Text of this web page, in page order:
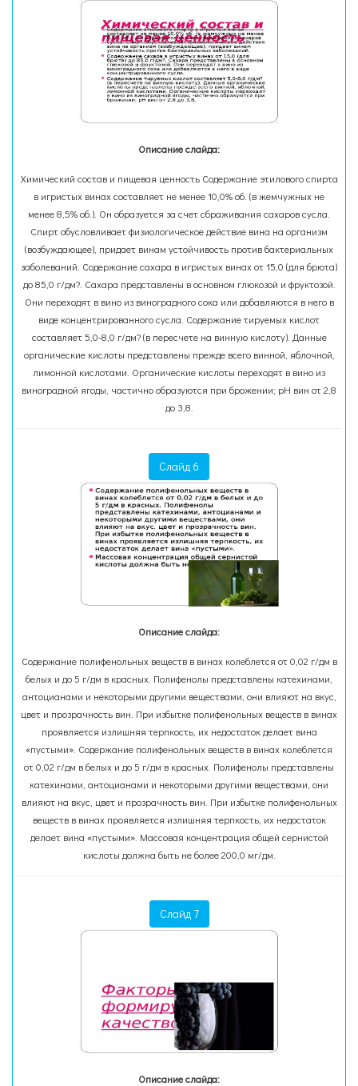
Описание слайда:
Химический состав и пищевая ценность Содержание этилового спирта
в игристых винах составляет не менее 10,0% об. (в жемчужных не
менее 8,5% об.). Он образуется за счет сбраживания сахаров сусла.
Спирт обусловливает физиологическое действие вина на организм
(возбуждающее), придает винам устойчивость против бактериальных
заболеваний. Содержание сахара в игристых винах от 15,0 (для брюта)
до 85,0 г/дм?. Сахара представлены в основном глюкозой и фруктозой.
Они переходят в вино из виноградного сока или добавляются в него в
виде концентрированного сусла. Содержание тируемых кислот
составляет 5,0-8,0 г/дм? (в пересчете на винную кислоту). Данные
органические кислоты представлены прежде всего винной, яблочной,
лимонной кислотами. Органические кислоты переходят в вино из
виноградной ягоды, частично образуются при брожении; рН вин от 2,8
до 3,8.
Слайд 6
Описание слайда:
Содержание полифенольных веществ в винах колеблется от 0,02 г/дм в
белых и до 5 г/дм в красных. Полифенолы представлены катехинами,
антоцианами и некоторыми другими веществами, они влияют на вкус,
цвет и прозрачность вин. При избытке полифенольных веществ в винах
проявляется излишняя терпкость, их недостаток делает вина
«пустыми». Содержание полифенольных веществ в винах колеблется
от 0,02 г/дм в белых и до 5 г/дм в красных. Полифенолы представлены
катехинами, антоцианами и некоторыми другими веществами, они
влияют на вкус, цвет и прозрачность вин. При избытке полифенольных
веществ в винах проявляется излишняя терпкость, их недостаток
делает вина «пустыми». Массовая концентрация общей сернистой
кислоты должна быть не более 200,0 мг/дм.
Слайд 7
Описание слайда: